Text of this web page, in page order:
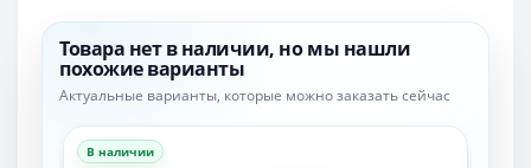
Товара нет в наличии, но мы нашли
похожие варианты
Актуальные варианты, которые можно заказать сейчас
В наличии